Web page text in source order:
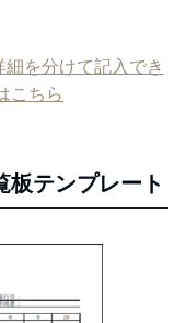
を分けて記入でき
こちら
板テンプレート